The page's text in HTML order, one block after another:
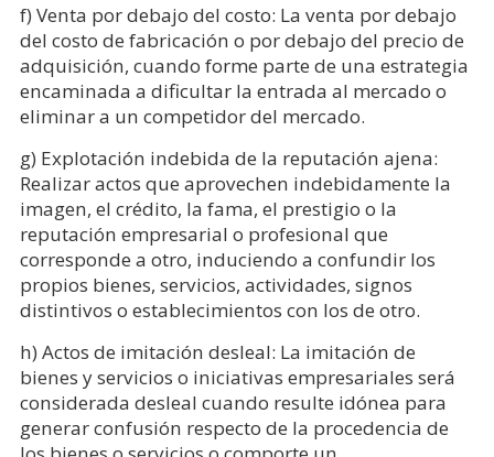
f) Venta por debajo del costo: La venta por debajo
del costo de fabricación o por debajo del precio de
adquisición, cuando forme parte de una estrategia
encaminada a dificultar la entrada al mercado o
eliminar a un competidor del mercado.
g) Explotación indebida de la reputación ajena:
Realizar actos que aprovechen indebidamente la
imagen, el crédito, la fama, el prestigio o la
reputación empresarial o profesional que
corresponde a otro, induciendo a confundir los
propios bienes, servicios, actividades, signos
distintivos o establecimientos con los de otro.
h) Actos de imitación desleal: La imitación de
bienes y servicios o iniciativas empresariales será
considerada desleal cuando resulte idónea para
generar confusión respecto de la procedencia de